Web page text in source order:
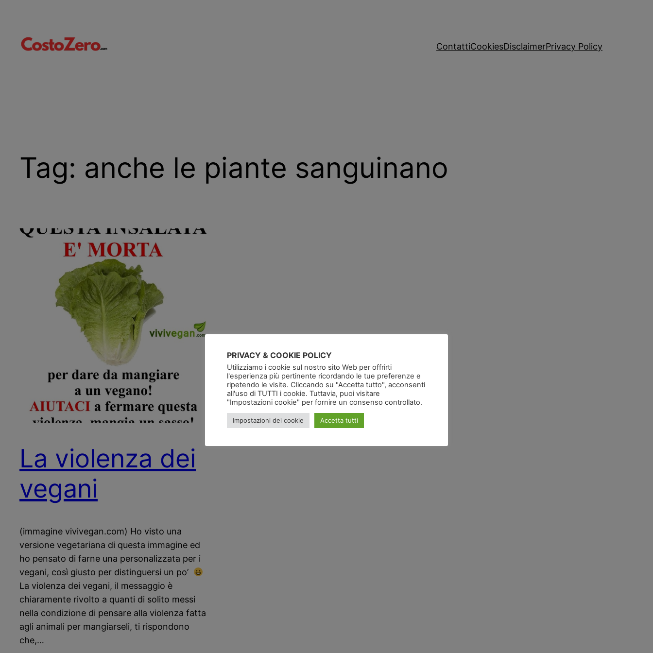
contenuto
ContattiCookiesDisclaimerPrivacy Policy
Tag: anche le piante sanguinano
La violenza dei
vegani
(immagine vivivegan.com) Ho visto una
versione vegetariana di questa immagine ed
ho pensato di farne una personalizzata per i
vegani, così giusto per distinguersi un po’
La violenza dei vegani, il messaggio è
chiaramente rivolto a quanti di solito messi
nella condizione di pensare alla violenza fatta
agli animali per mangiarseli, ti rispondono
che,…
PRIVACY & COOKIE POLICY
Utilizziamo i cookie sul nostro sito Web per offrirti
l'esperienza più pertinente ricordando le tue preferenze e
ripetendo le visite. Cliccando su "Accetta tutto", acconsenti
all'uso di TUTTI i cookie. Tuttavia, puoi visitare
"Impostazioni cookie" per fornire un consenso controllato.
Impostazioni dei cookie Accetta tutti